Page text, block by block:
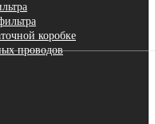
коробке
проводов